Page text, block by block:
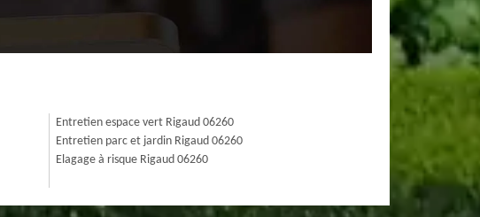
Entretien espace vert Rigaud 06260
Entretien parc et jardin Rigaud 06260
Elagage à risque Rigaud 06260